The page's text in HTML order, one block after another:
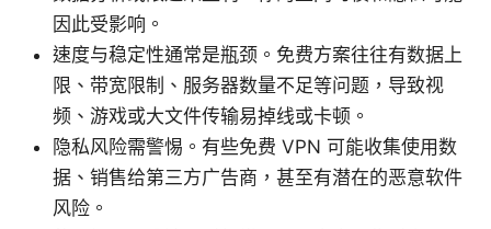
因此受影响。
速度与稳定性通常是瓶颈。免费方案往往有数据上
限、带宽限制、服务器数量不足等问题，导致视
频、游戏或大文件传输易掉线或卡顿。
隐私风险需警惕。有些免费 VPN 可能收集使用数
据、销售给第三方广告商，甚至有潜在的恶意软件
风险。